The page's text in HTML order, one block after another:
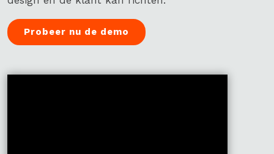
Probeer nu de demo